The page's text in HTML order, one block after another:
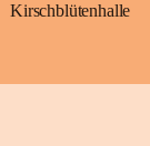
Kirschblütenhalle